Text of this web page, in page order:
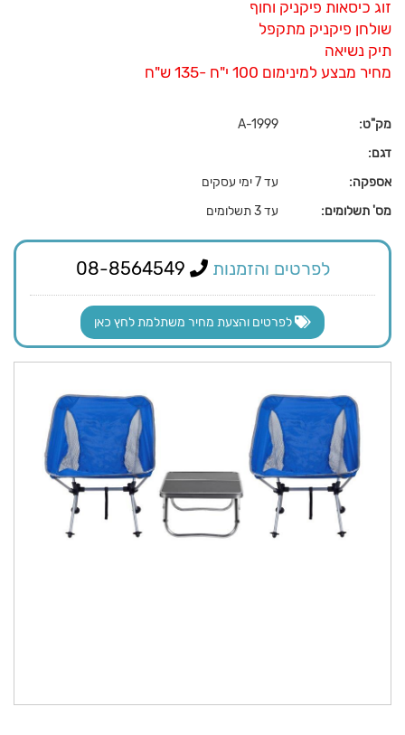
זוג כיסאות פיקניק וחוף
שולחן פיקניק מתקפל
תיק נשיאה
מחיר מבצע למינימום 100 י"ח -135 ש"ח
מק"ט:
A-1999
דגם:
אספקה:
עד 7 ימי עסקים
מס' תשלומים:
עד 3 תשלומים
לפרטים והזמנות
לפרטים והצעת מחיר משתלמת לחץ כאן